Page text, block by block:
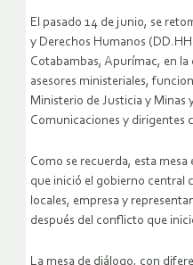
El pasado 14 de junio, se
y Derechos Humanos
Cotabambas, Apurímac, en
asesores ministeriales,
Ministerio de Justicia y Minas
Comunicaciones y dirigentes
Como se recuerda, esta
que inició el gobierno central
locales, empresa y
después del conflicto que
La mesa de diálogo, con